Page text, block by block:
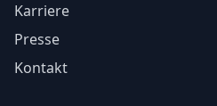
Karriere
Presse
Kontakt